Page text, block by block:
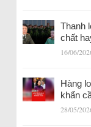
Thanh
chất
16/06/
Hàng
khẩn
28/05/